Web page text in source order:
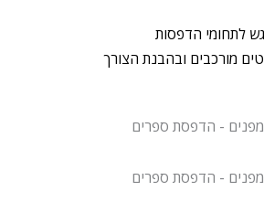
לתחומי הדפסות
מול פרויקטים מורכבים ובהבנת הצורך